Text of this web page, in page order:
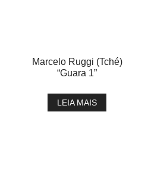
Marcelo Ruggi (Tché)
“Guara 1”
LEIA MAIS